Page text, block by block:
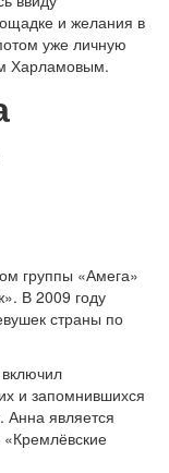
и желания в
уже личную
Харламовым.
группы «Амега»
В 2009 году
страны по
и запомнившихся
Анна является
«Кремлёвские